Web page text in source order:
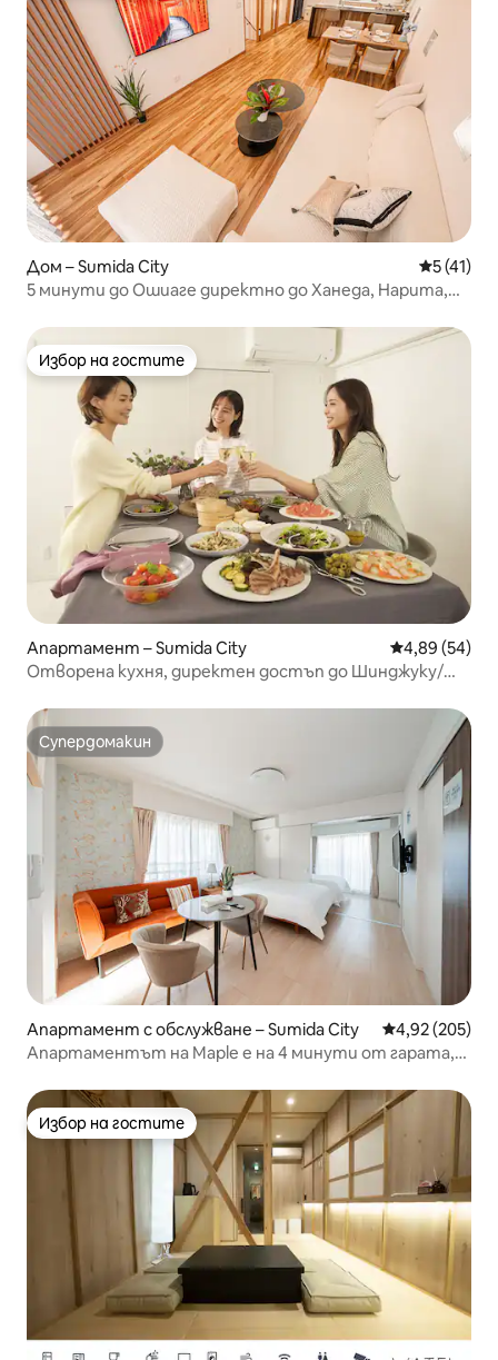
Дом – Sumida City Средна
5 (41)
5 минути до Ошиаге директно до Ханеда, Нарита,
Избор на гостите
Избор на гостите
Апартамент – Sumida City Средна
4,89 (54)
Отворена кухня, директен достъп до Шинджуку/
гара Нишикиномачи
Супердомакин
Супердомакин
Апартамент с обслужване – Sumida City Средна
4,92 (205)
Апартаментът на Maple е на 4 минути от гарата,
Station, Ginza, Shibuya/безплатен WI-FI, 202/кола.
Избор на гостите
Избор на гостите